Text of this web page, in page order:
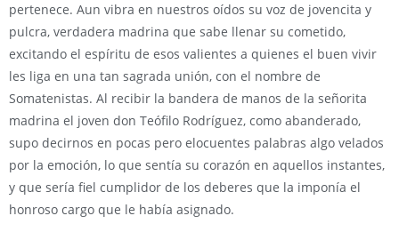
pertenece. Aun vibra en nuestros oídos su voz de jovencita y
pulcra, verdadera madrina que sabe llenar su cometido,
excitando el espíritu de esos valientes a quienes el buen vivir
les liga en una tan sagrada unión, con el nombre de
Somatenistas. Al recibir la bandera de manos de la señorita
madrina el joven don Teófilo Rodríguez, como abanderado,
supo decirnos en pocas pero elocuentes palabras algo velados
por la emoción, lo que sentía su corazón en aquellos instantes,
y que sería fiel cumplidor de los deberes que la imponía el
honroso cargo que le había asignado.